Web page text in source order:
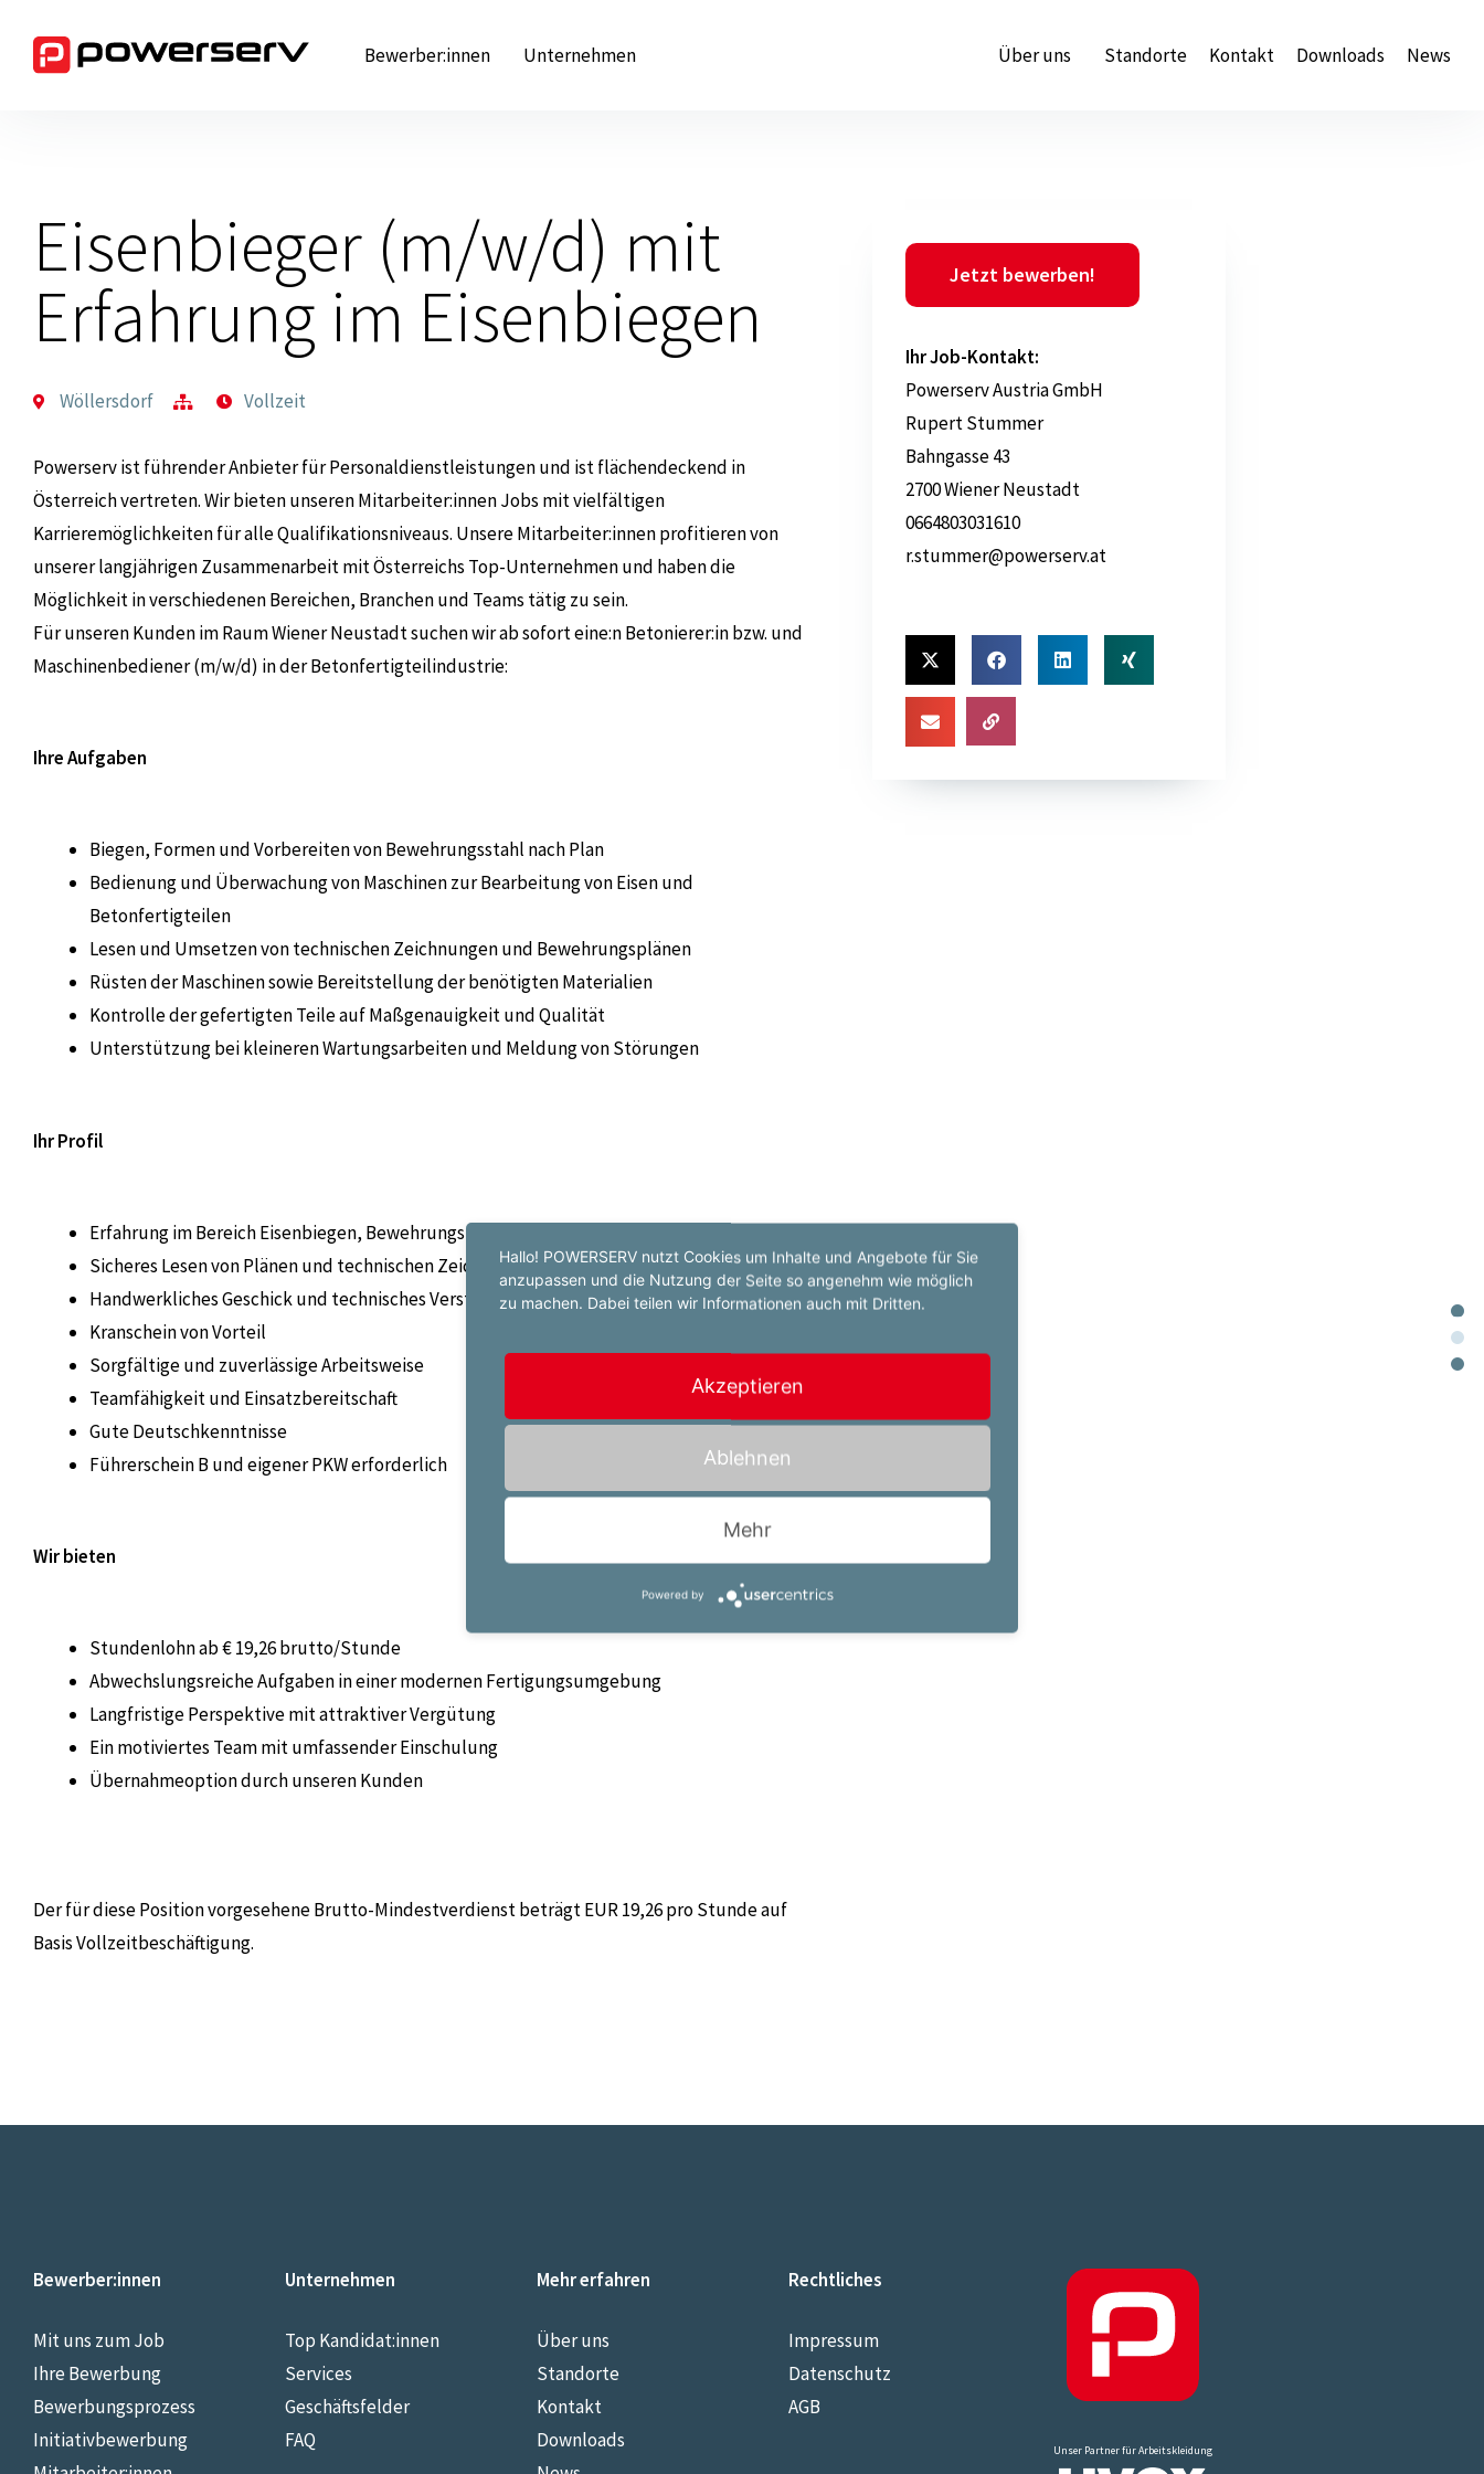
Inhalt
Bewerber:innen Unternehmen Über uns Standorte Kontakt Downloads News
Eisenbieger (m/w/d) mit
Erfahrung im Eisenbiegen
Wöllersdorf Vollzeit
Powerserv ist führender Anbieter für Personaldienstleistungen und ist flächendeckend in
Österreich vertreten. Wir bieten unseren Mitarbeiter:innen Jobs mit vielfältigen
Karrieremöglichkeiten für alle Qualifikationsniveaus. Unsere Mitarbeiter:innen profitieren von
unserer langjährigen Zusammenarbeit mit Österreichs Top-Unternehmen und haben die
Möglichkeit in verschiedenen Bereichen, Branchen und Teams tätig zu sein.
Für unseren Kunden im Raum Wiener Neustadt suchen wir ab sofort eine:n Betonierer:in bzw. und
Maschinenbediener (m/w/d) in der Betonfertigteilindustrie:
Ihre Aufgaben
Biegen, Formen und Vorbereiten von Bewehrungsstahl nach Plan
Bedienung und Überwachung von Maschinen zur Bearbeitung von Eisen und
Betonfertigteilen
Lesen und Umsetzen von technischen Zeichnungen und Bewehrungsplänen
Rüsten der Maschinen sowie Bereitstellung der benötigten Materialien
Kontrolle der gefertigten Teile auf Maßgenauigkeit und Qualität
Unterstützung bei kleineren Wartungsarbeiten und Meldung von Störungen
Ihr Profil
Erfahrung im Bereich Eisenbiegen, Bewehrungstechnik oder Maschinenbedienung
Sicheres Lesen von Plänen und technischen Zeichnungen (zwingend erforderlich)
Handwerkliches Geschick und technisches Verständnis
Kranschein von Vorteil
Sorgfältige und zuverlässige Arbeitsweise
Teamfähigkeit und Einsatzbereitschaft
Gute Deutschkenntnisse
Führerschein B und eigener PKW erforderlich
Wir bieten
Stundenlohn ab € 19,26 brutto/Stunde
Abwechslungsreiche Aufgaben in einer modernen Fertigungsumgebung
Langfristige Perspektive mit attraktiver Vergütung
Ein motiviertes Team mit umfassender Einschulung
Übernahmeoption durch unseren Kunden
Der für diese Position vorgesehene Brutto-Mindestverdienst beträgt EUR 19,26 pro Stunde auf
Basis Vollzeitbeschäftigung.
Jetzt bewerben!
Ihr Job-Kontakt:
Powerserv Austria GmbH
Rupert Stummer
Bahngasse 43
2700 Wiener Neustadt
0664803031610
r.stummer@powerserv.at
Bewerber:innen
Mit uns zum Job
Ihre Bewerbung
Bewerbungsprozess
Initiativbewerbung
Unternehmen
Top Kandidat:innen
Services
Geschäftsfelder
FAQ
Mehr erfahren
Über uns
Standorte
Kontakt
Downloads
Rechtliches
Impressum
Datenschutz
AGB
Unser Partner für Arbeitskleidung
Hallo! POWERSERV nutzt Cookies um Inhalte und Angebote für Sie
anzupassen und die Nutzung der Seite so angenehm wie möglich
zu machen. Dabei teilen wir Informationen auch mit Dritten.
Akzeptieren
Ablehnen
Mehr
Powered by